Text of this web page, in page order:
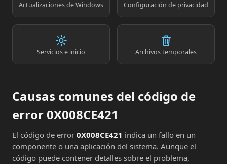
Actualizaciones de Windows Configuración de privacidad
Servicios e inicio Archivos temporales
Causas comunes del código de
error 0X008CE421
El código de error 0X008CE421 indica un fallo en un
componente o una aplicación del sistema. Aunque el
código puede contener detalles sobre el problema,